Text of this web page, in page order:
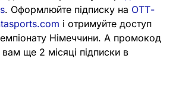
. Оформлюйте підписку на ОТТ-
і отримуйте доступ
Німеччини. А промокод
ще 2 місяці підписки в